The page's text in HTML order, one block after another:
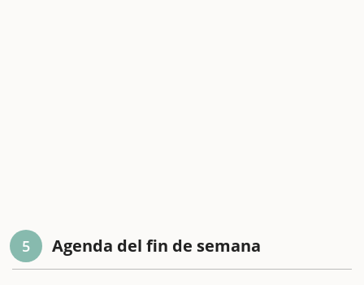
5 Agenda del fin de semana